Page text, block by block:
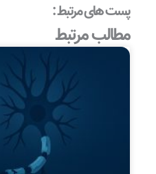
پست های مرتبط :
مطالب مرتبط